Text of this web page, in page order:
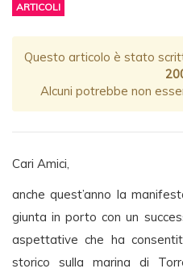
ARTICOLI
Questo articolo è stato
Alcuni potrebbe non
Cari Amici,
anche quest’anno la
giunta in porto con un
aspettative che ha
storico sulla marina di